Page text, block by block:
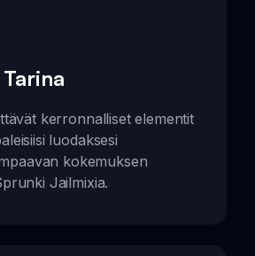
kerronnalliset elementit
luodaksesi
kokemuksen
Jailmixia.